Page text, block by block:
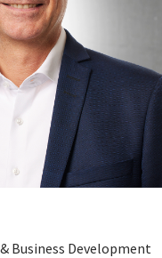
Business Development